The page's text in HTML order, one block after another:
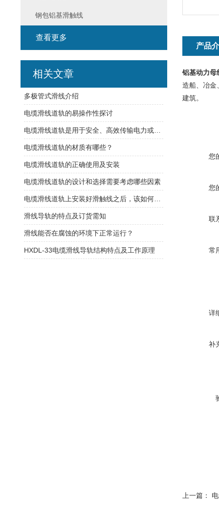
产品
铝基动力母
造船、冶金
建筑。
您
您
联
常
详
补
上一篇：
钢包铝基滑触线
查看更多
相关文章
​多极管式滑线介绍
电缆滑线道轨的易操作性探讨
电缆滑线道轨的材质有哪些？
电缆滑线道轨的正确使用及安装
电缆滑线道轨的设计和选择需要考虑哪些因素
滑线导轨的特点及订货需知
滑线能否在腐蚀的环境下正常运行？
HXDL-33电缆滑线导轨结构特点及工作原理